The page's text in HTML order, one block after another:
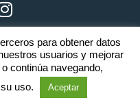
será motivo de expulsión.
Política de cookies
para obtener datos
usuarios y mejorar
continúa navegando,
uso.
Aceptar